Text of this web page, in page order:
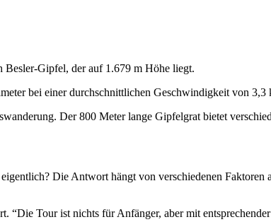
Besler-Gipfel, der auf 1.679 m Höhe liegt.
bei einer durchschnittlichen Geschwindigkeit von 3,3
Der 800 Meter lange Gipfelgrat bietet
Die Antwort hängt von verschiedenen
Tour ist nichts für Anfänger, aber mit